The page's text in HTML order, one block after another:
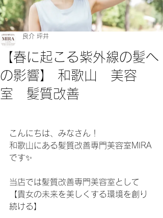
【春に起こる紫外線の髪へ
の影響】 和歌山 美容
室 髪質改善
良介 坪井
こんにちは、みなさん！
和歌山にある髪質改善専門美容室MIRA
です✨
当店では髪質改善専門美容室として
【貴女の未来を美しくする環境を創り
続ける】